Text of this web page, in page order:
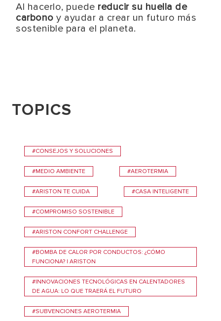
Al hacerlo, puede reducir su huella de
carbono y ayudar a crear un futuro más
sostenible para el planeta.
TOPICS
#CONSEJOS Y SOLUCIONES
#MEDIO AMBIENTE #AEROTERMIA
#ARISTON TE CUIDA #CASA INTELIGENTE
#COMPROMISO SOSTENIBLE
#ARISTON CONFORT CHALLENGE
#BOMBA DE CALOR POR CONDUCTOS: ¿CÓMO
FUNCIONA? | ARISTON
#INNOVACIONES TECNOLÓGICAS EN CALENTADORES
DE AGUA: LO QUE TRAERÁ EL FUTURO
#SUBVENCIONES AEROTERMIA